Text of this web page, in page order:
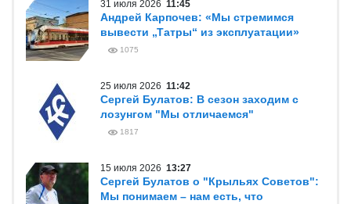
31 июля 2026 11:45
Андрей Карпочев: «Мы стремимся
вывести „Татры“ из эксплуатации»
1075
25 июля 2026 11:42
Сергей Булатов: В сезон заходим с
лозунгом "Мы отличаемся"
1817
15 июля 2026 13:27
Сергей Булатов о "Крыльях Советов":
Мы понимаем – нам есть, что